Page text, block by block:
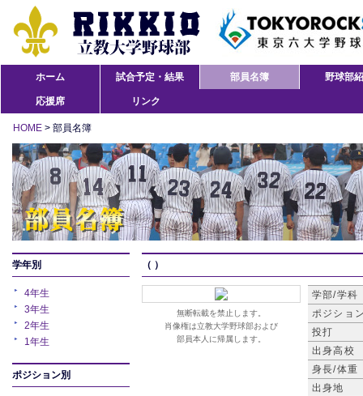
ホーム 試合予定・結果 部員名簿 野球部
応援席 リンク
HOME > 部員名簿
学年別
4年生
3年生
2年生
1年生
ポジション別
（ ）
無断転載を禁止します。
肖像権は立教大学野球部および
部員本人に帰属します。
学部/学科
ポジショ
投打
出身高校
身長/体重
出身地